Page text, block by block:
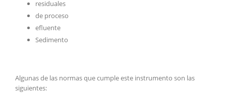
residuales
de proceso
efluente
Sedimento
Algunas de las normas que cumple este instrumento son las
siguientes: